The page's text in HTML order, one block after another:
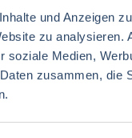
und Anzeigen
zu
soziale Medien,
zusammen, die
Vertrieb
Logistik /
Baden-